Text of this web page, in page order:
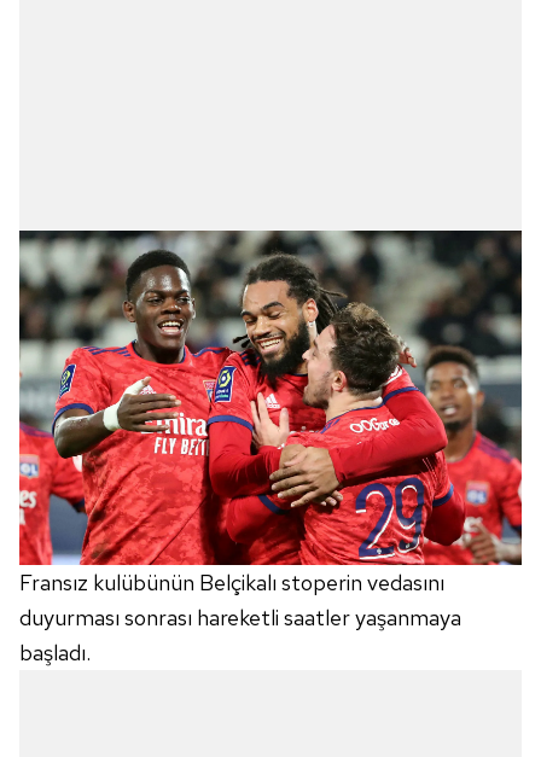
Fransız kulübünün Belçikalı stoperin vedasını
duyurması sonrası hareketli saatler yaşanmaya
başladı.